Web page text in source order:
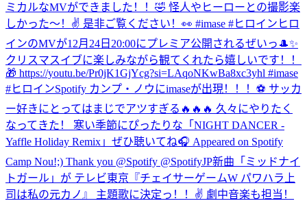
ミカルなMVができました！！🤣 怪人やヒーローとの撮影楽
しかった〜！✌️ 是非ご覧ください！👀 #imase #ヒロイン ヒロ
インのMVが12月24日20:00にプレミア公開されるぜいっ🎩✨
クリスマスイブに楽しみながら観てくれたら嬉しいです！！
🎁 https://youtu.be/Pr0jK1GjYcg?si=LAqoNKwBa8xc3yhl #imase
#ヒロインSpotify カンプ・ノウにimaseが出現！！！⚽️ サッカ
ー好きにとってはまじでアツすぎる🔥🔥🔥 久々にやりたく
なってきた！ 寒い季節にぴったりな「NIGHT DANCER -
Yaffle Holiday Remix」ぜひ聴いてね🎧 Appeared on Spotify
Camp Nou!;) Thank you @Spotify @SpotifyJP新曲「ミッドナイ
トガール」が テレビ東京『チェイサーゲームW パワハラ上
司は私の元カノ』 主題歌に決定っ！！✌️ 劇中音楽も担当！